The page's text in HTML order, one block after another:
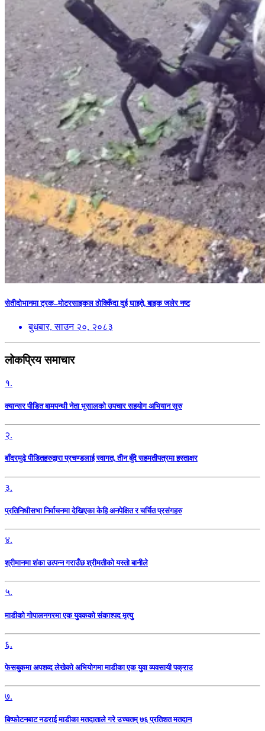
सेतीदोभानमा ट्रक–मोटरसाइकल ठोक्किँदा दुई घाइते, बाइक जलेर नष्ट
बुधबार, साउन २०, २०८३
लोकप्रिय समाचार
१.
क्यान्सर पीडित बामपन्थी नेता भुसालकाे उपचार सहयोग अभियान सुरु
२.
बाँदरमुढे पीडितहरुद्वारा प्रचण्डलाई स्वागत, तीन बुँदे सहमतीपत्रमा हस्ताक्षर
३.
प्रतिनिधीसभा निर्वाचनमा देखिएका केहि अनपेक्षित र चर्चित प्रसंगहरु
४.
श्रीमानमा शंका उत्पन्न गराउँछ श्रीमतीको यस्तो बानीले
५.
माडीको गोपालनगरमा एक युवकको संकाश्पद मृत्यु
६.
फेसबुकमा अपशव्द लेखेको अभियोगमा माडीका एक युवा व्यवसायी पक्राउ
७.
बिष्फोटनबाट नडराई माडीका मतदाताले गरे उच्चतम् ७६ प्रतिशत मतदान